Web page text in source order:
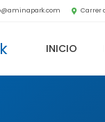
Carrer
INICIO